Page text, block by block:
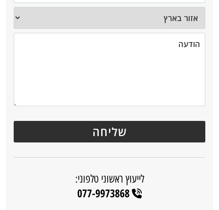
לייעוץ ראשוני טלפוני:
077-9973868